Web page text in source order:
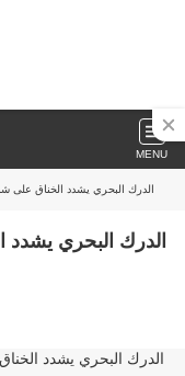
MENU
» الدرك البحري يشدد الخناق
الدرك البحري